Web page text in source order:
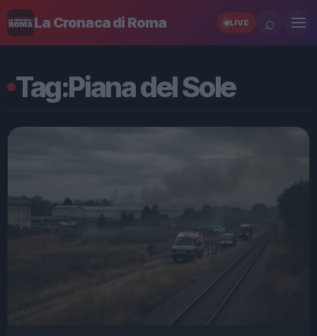
La Cronaca di Roma LIVE ⌕
Tag:Piana del Sole